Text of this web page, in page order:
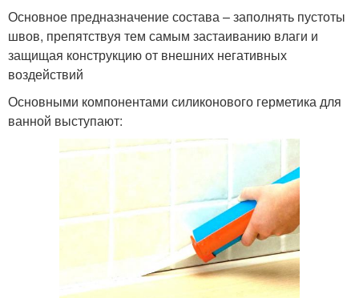
Основное предназначение состава – заполнять пустоты
швов, препятствуя тем самым застаиванию влаги и
защищая конструкцию от внешних негативных
воздействий
Основными компонентами силиконового герметика для
ванной выступают: